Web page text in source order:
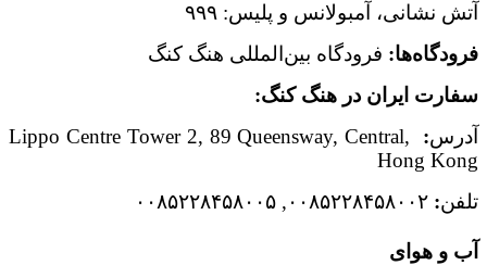
آتش نشانی، آمبولانس و پلیس: ۹۹۹
فرودگاه‌ها: فرودگاه بین‌المللی هنگ کنگ
سفارت ایران در هنگ کنگ:
آدرس:
Lippo Centre Tower 2, 89 Queensway, Central,
Hong Kong
تلفن:
آب و هوای